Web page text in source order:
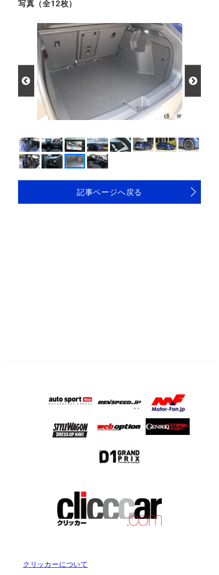
写真（全12枚）
記事ページへ戻る
クリッカーについて